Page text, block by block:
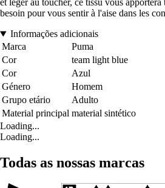
et léger au toucher, ce tissu vous
besoin pour vous sentir à l'aise dans les
Informações adicionais
Marca
Puma
Cor
team light blue
Cor
Azul
Género
Homem
Grupo etário
Adulto
Material principal material sintético
Loading...
Loading...
Todas as nossas marcas